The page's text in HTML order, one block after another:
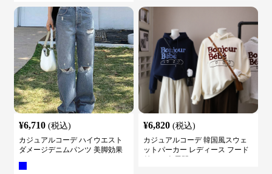
¥6,710 (税込)
カジュアルコーデ ハイウエスト
ダメージデニムパンツ 美脚効果
¥6,820 (税込)
カジュアルコーデ 韓国風スウェ
ットパーカー レディース フード